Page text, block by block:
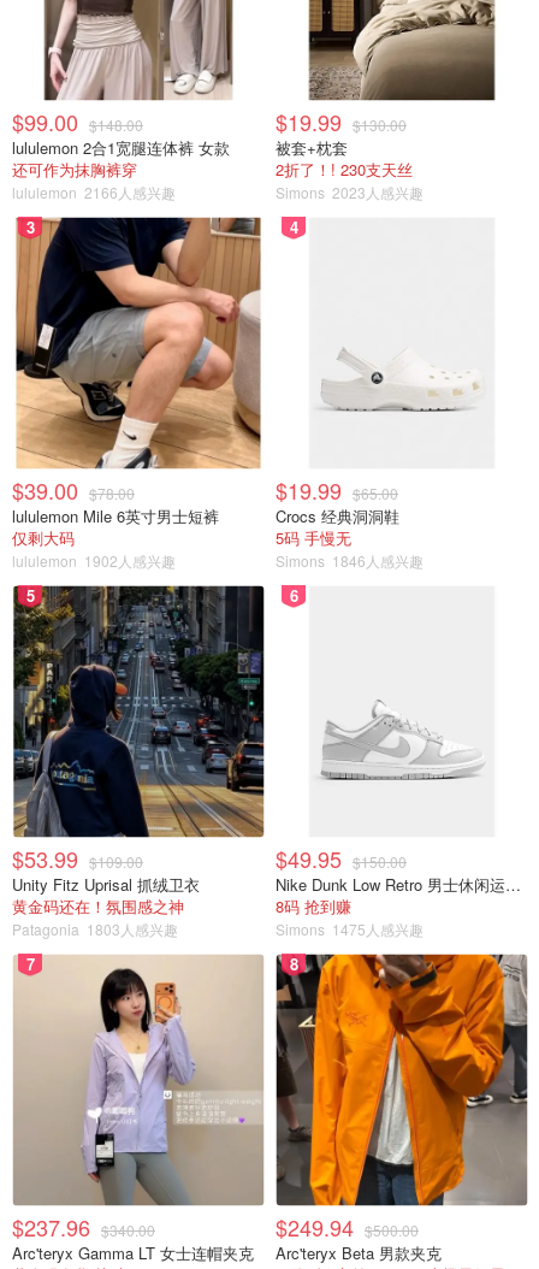
$99.00 $148.00
lululemon 2合1宽腿连体裤 女款
还可作为抹胸裤穿
lululemon 2166人感兴趣
$19.99 $130.00
被套+枕套
2折了！! 230支天丝
Simons 2023人感兴趣
3
$39.00 $78.00
lululemon Mile 6英寸男士短裤
仅剩大码
lululemon 1902人感兴趣
4
$19.99 $65.00
Crocs 经典洞洞鞋
5码 手慢无
Simons 1846人感兴趣
5
$53.99 $109.00
Unity Fitz Uprisal 抓绒卫衣
黄金码还在！氛围感之神
Patagonia 1803人感兴趣
6
$49.95 $150.00
Nike Dunk Low Retro 男士休闲运动鞋
8码 抢到赚
Simons 1475人感兴趣
7
$237.96 $340.00
Arc'teryx Gamma LT 女士连帽夹克
8
$249.94 $500.00
Arc'teryx Beta 男款夹克